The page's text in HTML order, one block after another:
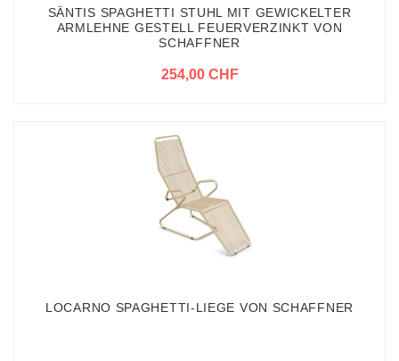
SÄNTIS SPAGHETTI STUHL MIT GEWICKELTER
ARMLEHNE GESTELL FEUERVERZINKT VON
SCHAFFNER
254,00 CHF
LOCARNO SPAGHETTI-LIEGE VON SCHAFFNER